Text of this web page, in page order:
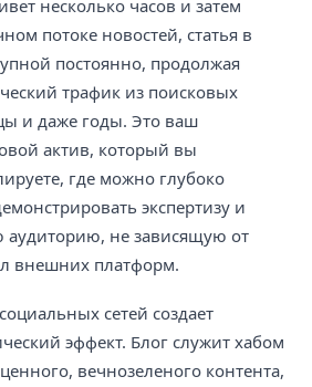
несколько часов и затем
потоке новостей, статья в
постоянно, продолжая
трафик из поисковых
и даже годы. Это ваш
актив, который вы
где можно глубоко
экспертизу и
аудиторию, не зависящую от
внешних платформ.
сетей создает
эффект. Блог служит хабом
вечнозеленого контента,